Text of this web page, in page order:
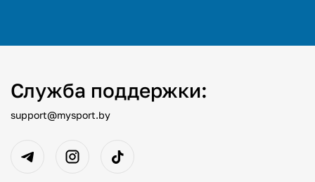
Служба поддержки:
support@mysport.by